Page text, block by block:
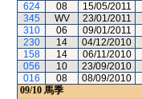
624
08 15/05/2011
345
WV 23/01/2011
310
06 09/01/2011
230
14 04/12/2010
158
14 06/11/2010
056
10 23/09/2010
016
08 08/09/2010
09/10 馬季